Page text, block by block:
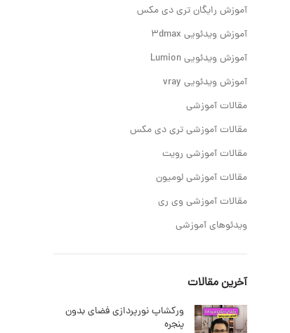
آموزش رایگان تری دی مکس
آموزش ویدئویی 3dmax
آموزش ویدئویی Lumion
آموزش ویدئویی vray
مقالات آموزشی
مقالات آموزشی تری دی مکس
مقالات آموزشی رویت
مقالات آموزشی لومیون
مقالات آموزشی وی ری
ویدئوهای آموزشی
آخرین مقالات
ورکشاپ نورپردازی فضای بدون
پنجره